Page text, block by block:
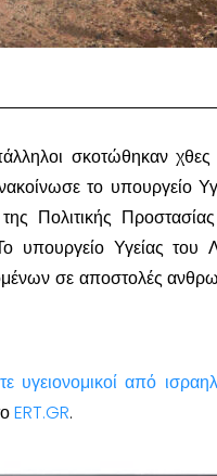
σκοτώθηκαν
το υπουργείο
Πολιτικής
υπουργείο Υγείας του
σε αποστολές
υγειονομικοί από
ERT.GR.